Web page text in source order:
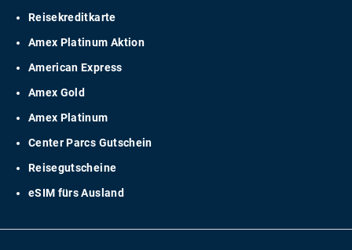
Reisekreditkarte
Amex Platinum Aktion
American Express
Amex Gold
Amex Platinum
Center Parcs Gutschein
Reisegutscheine
eSIM fürs Ausland